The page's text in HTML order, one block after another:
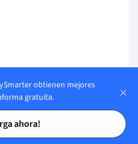
de estudio
de estudio
obtienen mejores
gratuita.
ahora!